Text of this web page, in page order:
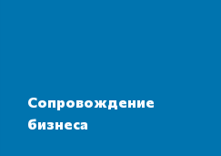
Сопровождение
бизнеса